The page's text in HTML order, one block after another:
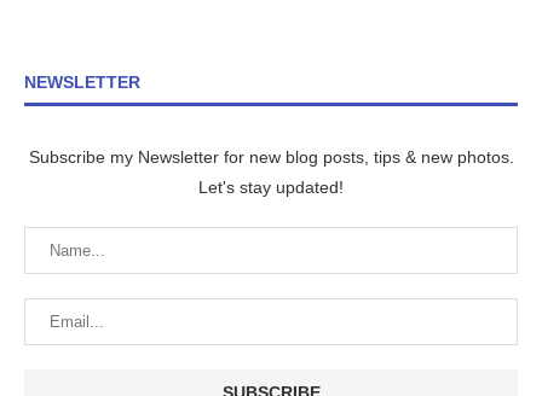
NEWSLETTER
Subscribe my Newsletter for new blog posts, tips & new photos.
Let's stay updated!